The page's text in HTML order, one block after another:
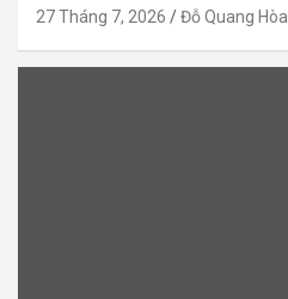
27 Tháng 7, 2026 Đỗ Quang Hòa